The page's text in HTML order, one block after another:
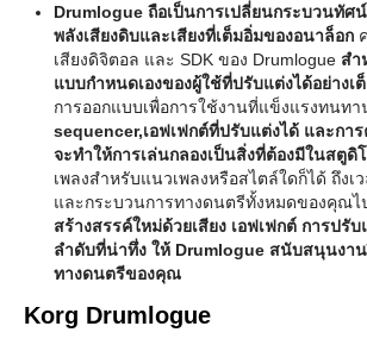
Drumlogue ถือเป็นการเปลี่ยนกระบวนทั
พลังเสียงดิบและเสียงที่เต็มอิ่มของอนาล็อก
เสียงดิจิตอล และ SDK ของ Drumlogue สำ
แบบกำหนดเองของผู้ใช้ที่ปรับแต่งได้อย่างเ
การออกแบบเพื่อการใช้งานที่แข็งแรงทนทา
sequencer,เอฟเฟกต์ที่ปรับแต่งได้ และกา
จะทำให้การเล่นกลองเป็นสิ่งที่ต้องมีในสตูดิ
เพลงสำหรับแนวเพลงหรือสไตล์ใดก็ได้ ถึงเ
และกระบวนการทางดนตรีทั้งหมดของคุณไ
สร้างสรรค์ใหม่ด้วยเสียง เอฟเฟกต์ การปรับ
ลำดับที่น่าทึ่ง ให้ Drumlogue สนับสนุนงา
ทางดนตรีของคุณ
Korg Drumlogue